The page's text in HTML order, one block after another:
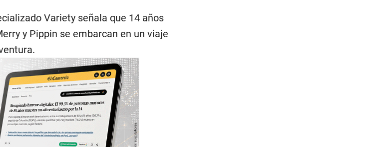
Variety señala que 14 años
y Pippin se embarcan en un viaje